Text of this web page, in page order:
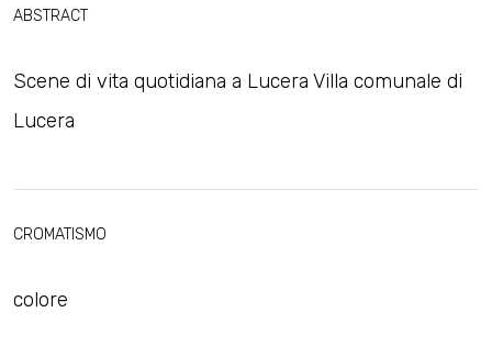
ABSTRACT
Scene di vita quotidiana a Lucera Villa comunale di
Lucera
CROMATISMO
colore